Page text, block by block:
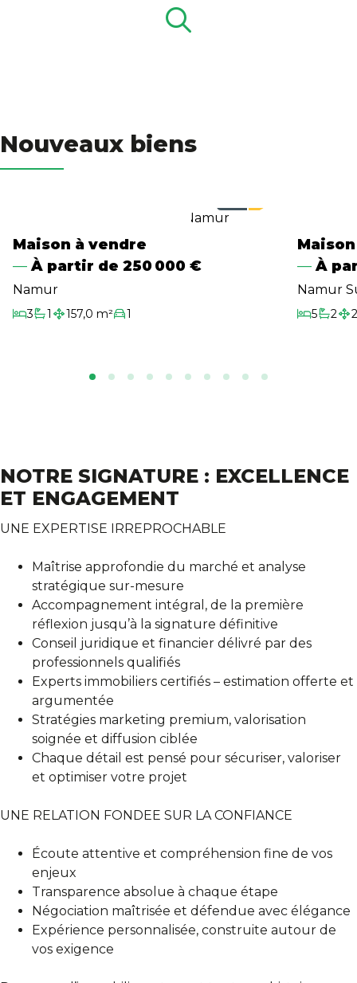
Biens Signature
Contact
Search
Nouveaux biens
Maison à vendre
À partir de 250 000 €
Namur
3
Chambres
1
Salle de bain
157,0 m²
Surface habitable
1
Garage/Parking
À
Namur
5
Chambres
2
Salles
NOTRE SIGNATURE : EXCELLENCE
ET ENGAGEMENT
UNE EXPERTISE IRREPROCHABLE
Maîtrise approfondie du marché et analyse
stratégique sur-mesure
Accompagnement intégral, de la première
réflexion jusqu’à la signature définitive
Conseil juridique et financier délivré par des
professionnels qualifiés
Experts immobiliers certifiés – estimation offerte et
argumentée
Stratégies marketing premium, valorisation
soignée et diffusion ciblée
Chaque détail est pensé pour sécuriser, valoriser
et optimiser votre projet
UNE RELATION FONDEE SUR LA CONFIANCE
Écoute attentive et compréhension fine de vos
enjeux
Transparence absolue à chaque étape
Négociation maîtrisée et défendue avec élégance
Expérience personnalisée, construite autour de
vos exigence